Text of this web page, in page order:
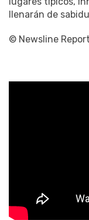
llenarán de
© Newsline